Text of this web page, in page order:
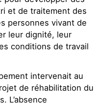
et de traitement des
personnes vivant de
leur dignité, leur
conditions de travail
intervenait au
de réhabilitation du
L’absence